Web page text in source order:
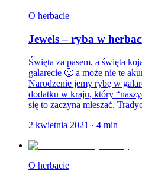
O herbacie
Jewels – ryba w
Święta za pasem, a święta
galarecie 🙂 a może nie te
Narodzenie jemy rybę w
dodatku w kraju, który
się to zaczyna mieszać.
2 kwietnia 2021 · 4 min
O herbacie